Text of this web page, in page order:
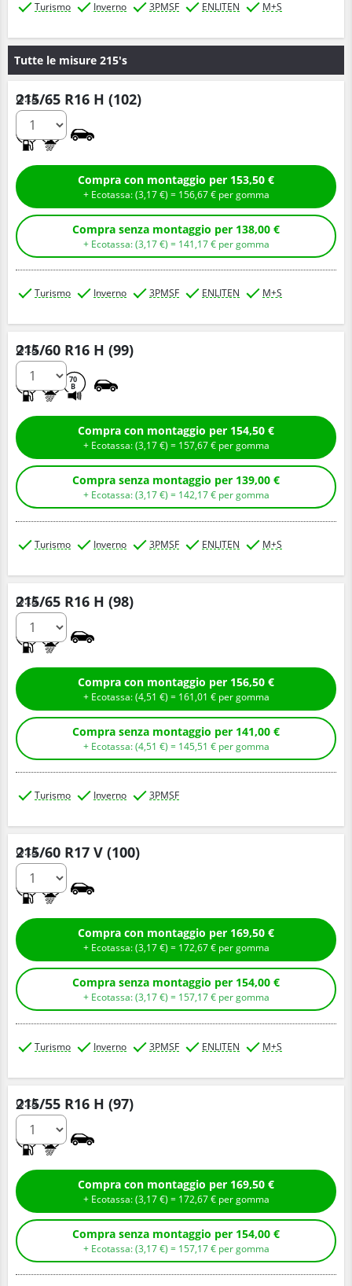
Turismo Inverno 3PMSF ENLITEN M+S
Tutte le misure 215's
215/65 R16 H (102)
Q.tà
Compra con montaggio per 153,50 €
+ Ecotassa: (3,17€ ) = 156,67€ per gomma
Compra senza montaggio per 138,00 €
+ Ecotassa: (3,17€ ) = 141,17€ per gomma
Turismo Inverno 3PMSF ENLITEN M+S
215/60 R16 H (99)
70
B
Q.tà
Compra con montaggio per 154,50 €
+ Ecotassa: (3,17€ ) = 157,67€ per gomma
Compra senza montaggio per 139,00 €
+ Ecotassa: (3,17€ ) = 142,17€ per gomma
Turismo Inverno 3PMSF ENLITEN M+S
215/65 R16 H (98)
Q.tà
Compra con montaggio per 156,50 €
+ Ecotassa: (4,51 € ) = 161,01 € per gomma
Compra senza montaggio per 141,00 €
+ Ecotassa: (4,51 € ) = 145,51 € per gomma
Turismo Inverno 3PMSF
215/60 R17 V (100)
Q.tà
Compra con montaggio per 169,50 €
+ Ecotassa: (3,17€ ) = 172,67€ per gomma
Compra senza montaggio per 154,00 €
+ Ecotassa: (3,17€ ) = 157,17€ per gomma
Turismo Inverno 3PMSF ENLITEN M+S
215/55 R16 H (97)
Q.tà
Compra con montaggio per 169,50 €
+ Ecotassa: (3,17€ ) = 172,67€ per gomma
Compra senza montaggio per 154,00 €
+ Ecotassa: (3,17€ ) = 157,17€ per gomma